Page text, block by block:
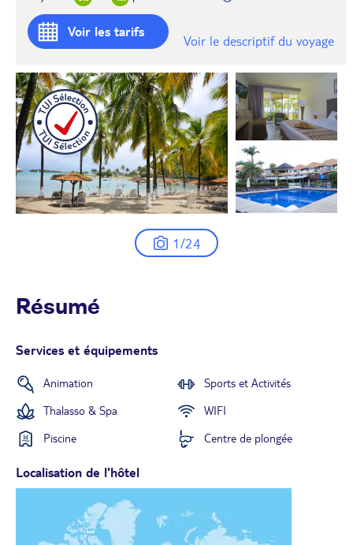
Voir les tarifs
Voir le descriptif du voyage
1/24
Résumé
Services et équipements
Animation
Sports et Activités
Thalasso & Spa
WIFI
Piscine
Centre de plongée
Localisation de l'hôtel